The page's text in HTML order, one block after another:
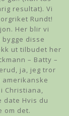
resultat). Vi
Rundt!
Her blir vi
disse
ut tilbudet her
– Batty –
ja, jeg tror
Christiana,
date Hvis du
om det.